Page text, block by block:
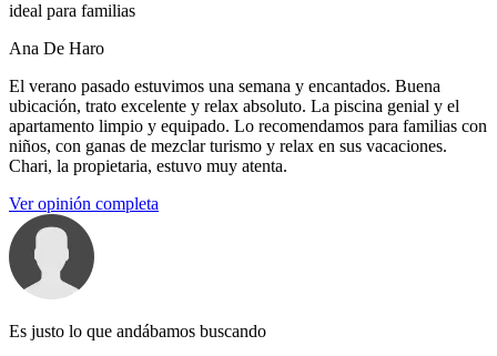
ideal para familias
Ana De Haro
El verano pasado estuvimos una semana y encantados. Buena
ubicación, trato excelente y relax absoluto. La piscina genial y el
apartamento limpio y equipado. Lo recomendamos para familias con
niños, con ganas de mezclar turismo y relax en sus vacaciones.
Chari, la propietaria, estuvo muy atenta.
Ver opinión completa
Es justo lo que andábamos buscando